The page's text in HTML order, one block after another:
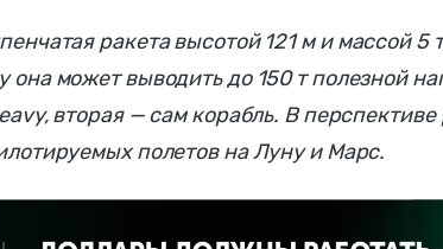
ракета высотой 121 м и массой
она может выводить до 150 т полезной
вторая — сам корабль. В
полетов на Луну и Марс.